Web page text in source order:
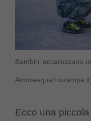
Bambini accarezzano
Ecco una